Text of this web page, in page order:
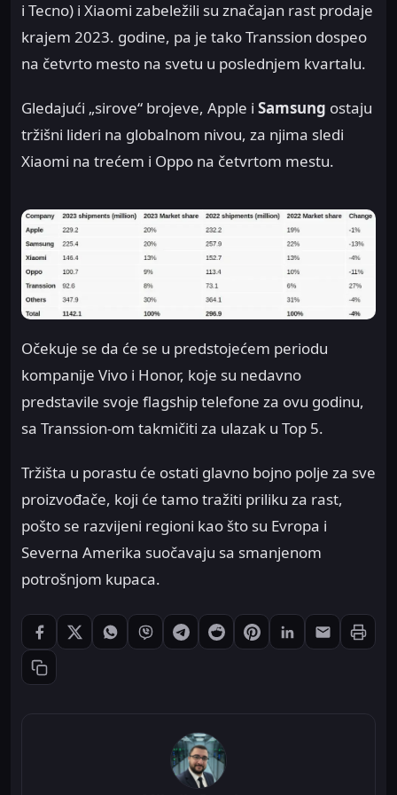
i Tecno) i Xiaomi zabeležili su značajan rast prodaje
krajem 2023. godine, pa je tako Transsion dospeo
na četvrto mesto na svetu u poslednjem kvartalu.
Gledajući „sirove“ brojeve, Apple i Samsung ostaju
tržišni lideri na globalnom nivou, za njima sledi
Xiaomi na trećem i Oppo na četvrtom mestu.
Očekuje se da će se u predstojećem periodu
kompanije Vivo i Honor, koje su nedavno
predstavile svoje flagship telefone za ovu godinu,
sa Transsion-om takmičiti za ulazak u Top 5.
Tržišta u porastu će ostati glavno bojno polje za sve
proizvođače, koji će tamo tražiti priliku za rast,
pošto se razvijeni regioni kao što su Evropa i
Severna Amerika suočavaju sa smanjenom
potrošnjom kupaca.
Podeli: Facebook
Podeli: XPodeli: WhatsApp
Podeli: Viber
Podeli: Telegram
Podeli: Reddit
Podeli: Pinterest
Podeli: LinkedIn
Podeli:
Kopiraj link